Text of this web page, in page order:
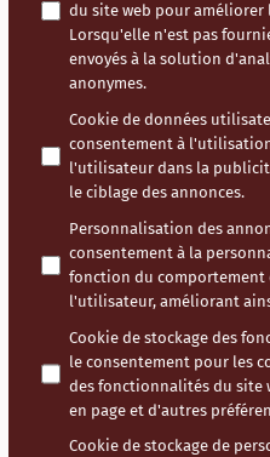
du site web pour
Lorsqu'elle n'est pas
envoyés à la solution
anonymes.
Cookie de données
consentement à
l'utilisateur dans la
le ciblage des annonces.
Personnalisation des
consentement à la
fonction du comportement
l'utilisateur, améliorant
Cookie de stockage des
le consentement pour les
des fonctionnalités du site
en page et d'autres
Cookie de stockage de